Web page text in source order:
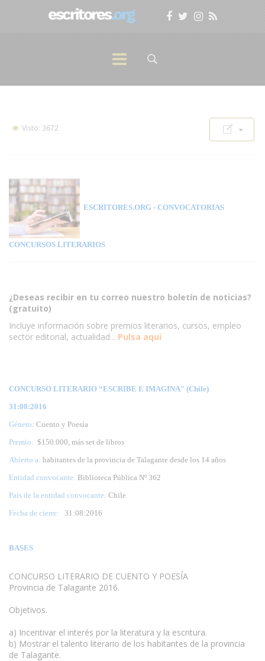
Visto: 3672
ESCRITORES.ORG - CONVOCATORIAS
CONCURSOS LITERARIOS
¿Deseas recibir en tu correo nuestro boletín de noticias?
(gratuito)
Incluye información sobre premios literarios, cursos, empleo
sector editorial, actualidad... Pulsa aqui
CONCURSO LITERARIO “ESCRIBE E IMAGINA" (Chile)
31:08:2016
Género: Cuento y Poesía
Premio: $150.000, más set de libros
Abierto a: habitantes de la provincia de Talagante desde los 14 años
Entidad convocante: Biblioteca Pública Nº 362
País de la entidad convocante: Chile
Fecha de cierre:
31 :08:2016
BASES
CONCURSO LITERARIO DE CUENTO Y POESÍA
Provincia de Talagante 2016.
Objetivos.
a) Incentivar el interés por la literatura y la escritura.
b) Mostrar el talento literario de los habitantes de la provincia
de Talagante.